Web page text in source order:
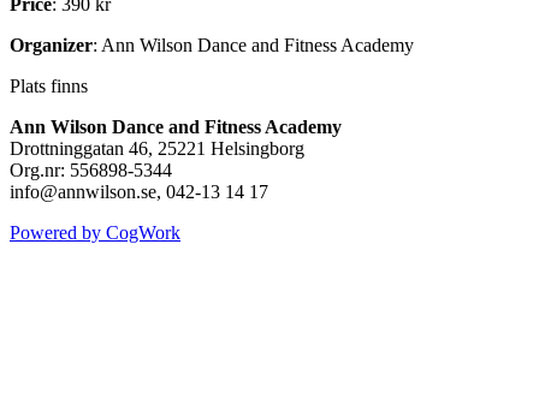
Organizer: Ann Wilson Dance and Fitness Academy
Plats finns
Ann Wilson Dance and Fitness Academy
Drottninggatan 46, 25221 Helsingborg
Org.nr: 556898-5344
info@annwilson.se, 042-13 14 17
Powered by CogWork